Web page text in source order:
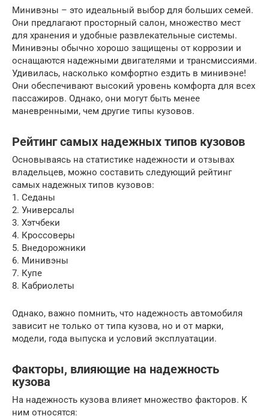
Минивэны – это идеальный выбор для больших семей.
Они предлагают просторный салон, множество мест
для хранения и удобные развлекательные системы.
Минивэны обычно хорошо защищены от коррозии и
оснащаются надежными двигателями и трансмиссиями.
Удивилась, насколько комфортно ездить в минивэне!
Они обеспечивают высокий уровень комфорта для всех
пассажиров. Однако, они могут быть менее
маневренными, чем другие типы кузовов.
Рейтинг самых надежных типов кузовов
Основываясь на статистике надежности и отзывах
владельцев, можно составить следующий рейтинг
самых надежных типов кузовов:
1. Седаны
2. Универсалы
3. Хэтчбеки
4. Кроссоверы
5. Внедорожники
6. Минивэны
7. Купе
8. Кабриолеты
Однако, важно помнить, что надежность автомобиля
зависит не только от типа кузова, но и от марки,
модели, года выпуска и условий эксплуатации.
Факторы, влияющие на надежность
кузова
На надежность кузова влияет множество факторов. К
ним относятся: